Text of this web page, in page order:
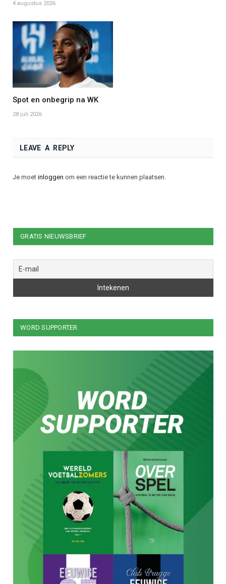
4 augustus 2026
Spot en onbegrip na WK
28 juli 2026
LEAVE A REPLY
Je moet inloggen om een reactie te kunnen plaatsen.
GRATIS NIEUWSBRIEF
WORD SUPPORTER